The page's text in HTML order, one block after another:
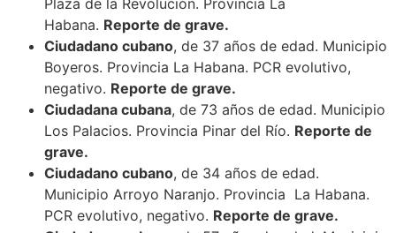
Plaza de la Revolución. Provincia La
Habana. Reporte de grave.
Ciudadano cubano, de 37 años de edad. Municipio
Boyeros. Provincia La Habana. PCR evolutivo,
negativo. Reporte de grave.
Ciudadana cubana, de 73 años de edad. Municipio
Los Palacios. Provincia Pinar del Río. Reporte de
grave.
Ciudadano cubano, de 34 años de edad.
Municipio Arroyo Naranjo. Provincia La Habana.
PCR evolutivo, negativo. Reporte de grave.